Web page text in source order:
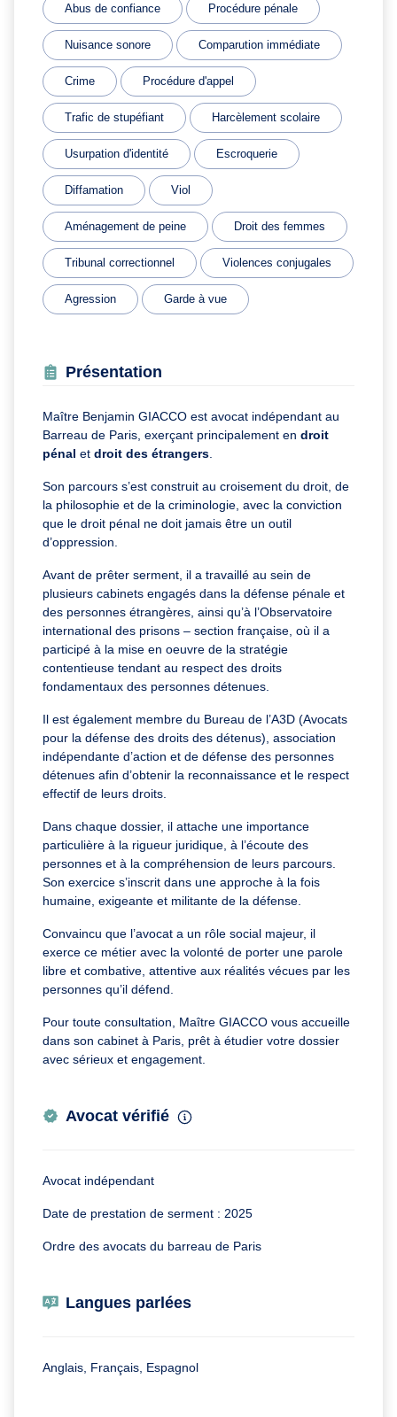
Abus de confiance Procédure pénale
Nuisance sonore Comparution immédiate
Crime Procédure d'appel
Trafic de stupéfiant Harcèlement scolaire
Usurpation d'identité Escroquerie
Diffamation Viol
Aménagement de peine Droit des femmes
Tribunal correctionnel Violences conjugales
Agression Garde à vue
Présentation
Maître Benjamin GIACCO est avocat indépendant au
Barreau de Paris, exerçant principalement en droit
pénal et droit des étrangers
Son parcours s’est construit au croisement du droit, de
la philosophie et de la criminologie, avec la conviction
que le droit pénal ne doit jamais être un outil
d’oppression.
Avant de prêter serment, il a travaillé au sein de
plusieurs cabinets engagés dans la défense pénale et
des personnes étrangères, ainsi qu’à l’Observatoire
international des prisons – section française, où il a
participé à la mise en oeuvre de la stratégie
contentieuse tendant au respect des droits
fondamentaux des personnes détenues.
Il est également membre du Bureau de l’A3D (Avocats
pour la défense des droits des détenus), association
indépendante d’action et de défense des personnes
détenues afin d’obtenir la reconnaissance et le respect
effectif de leurs droits.
Dans chaque dossier, il attache une importance
particulière à la rigueur juridique, à l’écoute des
personnes et à la compréhension de leurs parcours.
Son exercice s’inscrit dans une approche à la fois
humaine, exigeante et militante de la défense.
Convaincu que l’avocat a un rôle social majeur, il
exerce ce métier avec la volonté de porter une parole
libre et combative, attentive aux réalités vécues par les
personnes qu’il défend.
Pour toute consultation, Maître GIACCO vous accueille
dans son cabinet à Paris, prêt à étudier votre dossier
avec sérieux et engagement.
Avocat vérifié
Avocat indépendant
Date de prestation de serment : 2025
Ordre des avocats du barreau de Paris
Langues parlées
Anglais, Français, Espagnol